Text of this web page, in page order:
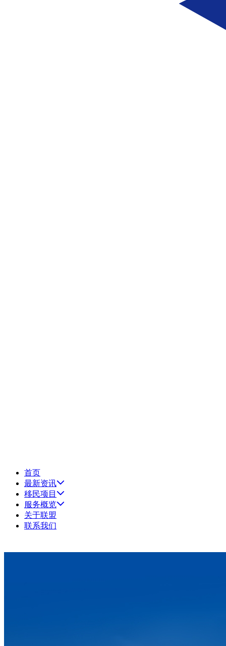
首页
最新资讯
移民项目
服务概览
关于联盟
联系我们